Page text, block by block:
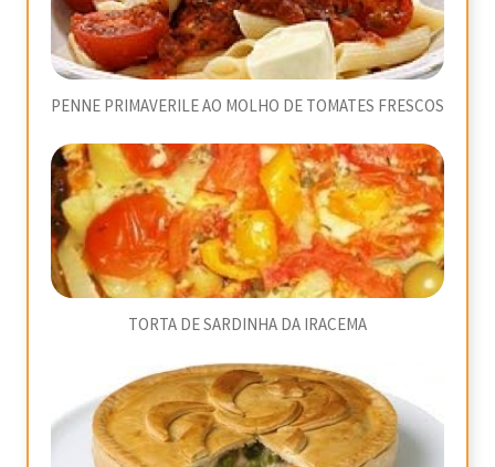
PENNE PRIMAVERILE AO MOLHO DE TOMATES FRESCOS
TORTA DE SARDINHA DA IRACEMA